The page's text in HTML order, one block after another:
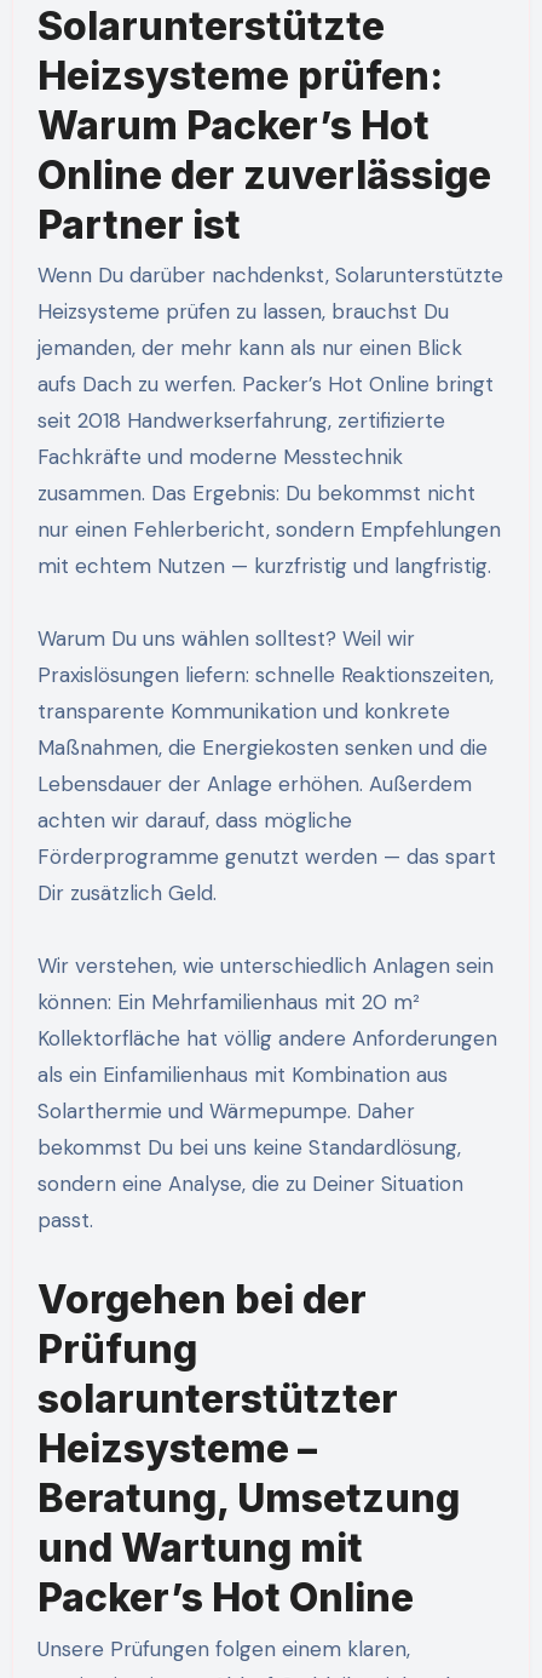
Solarunterstützte
Heizsysteme prüfen:
Warum Packer’s Hot
Online der zuverlässige
Partner ist
Wenn Du darüber nachdenkst, Solarunterstützte
Heizsysteme prüfen zu lassen, brauchst Du
jemanden, der mehr kann als nur einen Blick
aufs Dach zu werfen. Packer’s Hot Online bringt
seit 2018 Handwerkserfahrung, zertifizierte
Fachkräfte und moderne Messtechnik
zusammen. Das Ergebnis: Du bekommst nicht
nur einen Fehlerbericht, sondern Empfehlungen
mit echtem Nutzen — kurzfristig und langfristig.
Warum Du uns wählen solltest? Weil wir
Praxislösungen liefern: schnelle Reaktionszeiten,
transparente Kommunikation und konkrete
Maßnahmen, die Energiekosten senken und die
Lebensdauer der Anlage erhöhen. Außerdem
achten wir darauf, dass mögliche
Förderprogramme genutzt werden — das spart
Dir zusätzlich Geld.
Wir verstehen, wie unterschiedlich Anlagen sein
können: Ein Mehrfamilienhaus mit 20 m²
Kollektorfläche hat völlig andere Anforderungen
als ein Einfamilienhaus mit Kombination aus
Solarthermie und Wärmepumpe. Daher
bekommst Du bei uns keine Standardlösung,
sondern eine Analyse, die zu Deiner Situation
passt.
Vorgehen bei der
Prüfung
solarunterstützter
Heizsysteme –
Beratung, Umsetzung
und Wartung mit
Packer’s Hot Online
Unsere Prüfungen folgen einem klaren,